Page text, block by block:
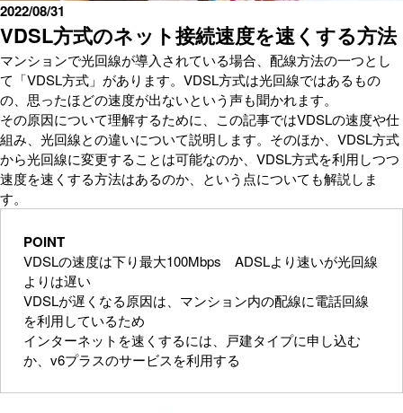
VDSL方式のネット接続速度を速くする方法
2022/08/31
マンションで光回線が導入されている場合、配線方法の一つとし
て「VDSL方式」があります。VDSL方式は光回線ではあるもの
の、思ったほどの速度が出ないという声も聞かれます。
その原因について理解するために、この記事ではVDSLの速度や仕
組み、光回線との違いについて説明します。そのほか、VDSL方式
から光回線に変更することは可能なのか、VDSL方式を利用しつつ
速度を速くする方法はあるのか、という点についても解説しま
す。
POINT
VDSLの速度は下り最大100Mbps ADSLより速いが光回線
よりは遅い
VDSLが遅くなる原因は、マンション内の配線に電話回線
を利用しているため
インターネットを速くするには、戸建タイプに申し込む
か、v6プラスのサービスを利用する